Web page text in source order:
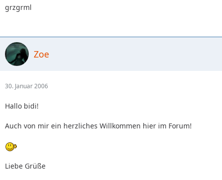
grzgrml
Zoe
30. Januar 2006
Hallo bidi!
Auch von mir ein herzliches Willkommen hier im Forum!
Liebe Grüße